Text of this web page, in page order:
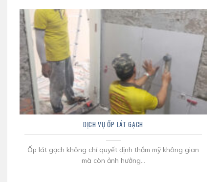
DỊCH VỤ ỐP LÁT GẠCH
Ốp lát gạch không chỉ quyết định thẩm mỹ không gian
mà còn ảnh hưởng...